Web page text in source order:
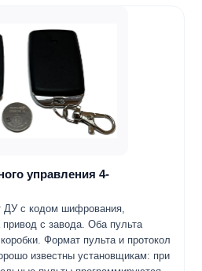
управления 4-
ДУ с кодом шифрования,
с завода. Оба пульта
Формат пульта и протокол
известны установщикам: при